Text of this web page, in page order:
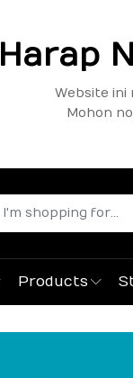
Harap
Website
Mohon
Products